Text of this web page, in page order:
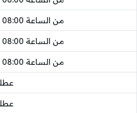
من الساعة 08:00 صباحًا إلى الساعة 01:00 ظهرًا
من الساعة 08:00 صباحًا إلى الساعة 01:00 ظهرًا
من الساعة 08:00 صباحًا إلى الساعة 01:00 ظهرًا